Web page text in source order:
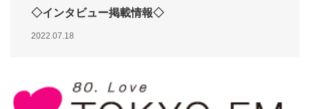
◇インタビュー掲載情報◇
2022.07.18